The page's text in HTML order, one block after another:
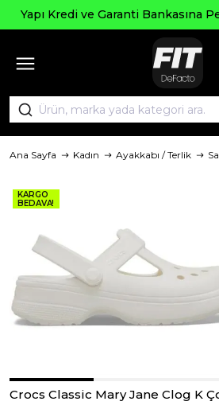
ve Garanti Bankasına Peşin
Ana Sayfa Kadın Ayakkabı / Terlik
KARGO
BEDAVA!
Crocs Classic Mary Jane Clog K